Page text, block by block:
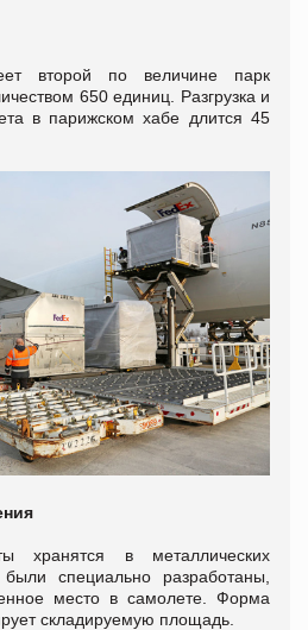
второй по величине парк
650 единиц. Разгрузка и
в парижском хабе длится 45
хранятся в металлических
специально разработаны,
место в самолете. Форма
складируемую площадь.